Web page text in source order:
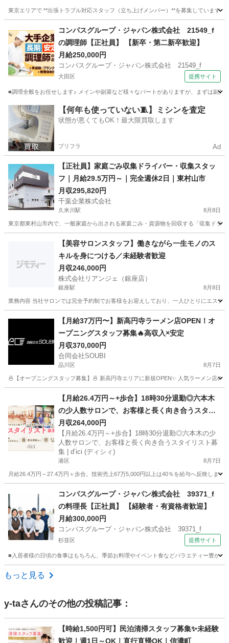
東京エリアで **出張トラブル対応スタッフ（立ち上げメンバー）**を募集しています
その他 トラブル
コンパスグループ・ジャパン株式会社 21549_f
の調理師【正社員】 【新卒・第二新卒歓迎】
月給250,000円
コンパスグループ・ジャパン株式会社 21549_f
大田区 提携サイト
■調理全般をお任せします♪ メインや副菜など様々なパートがありますが、まずは副
東京 大田区 調理師
【何年も使っていない🧵】ミシンを査定
状態が悪くてもOK！最大限買取します
プリフラ Ad
【正社員】家庭ごみ収集ドライバー・収集スタッ
フ｜月給29.5万円～｜完全週休2日｜東村山市
月収295,820円
千葉企業株式会社
久米川駅 8月8日
東京都東村山市内で、一般家庭から出される家庭ごみ・資源物を回収する「収集ドラ
久米川駅 その他
【美容サロンスタッフ】働きながら一生モノのス
キルを身につける／未経験者歓迎
月収246,000円
株式会社リアンジェ（銀座店）
銀座駅 8月8日
業務内容 当社サロンでは完全予約制でお客様をお迎えしており、一人ひとりにエス
銀座駅 エステティシャン 未経験
【月給37万円〜】新高円寺ラーメン店OPEN！オ
ープニングスタッフ募集🔥高収入×安定
月収370,000円
合同会社SOUBI
品川区 8月7日
🍜【オープニングスタッフ募集】🍜 新高円寺エリアに新規OPEN✨ 人気ラーメン
飲食 社会保険
【月給26.4万円～+歩合】18時30分退勤◎六本木
の少人数サロンで、お客様と長く向き合うスタイ
リスト募集 | d’ici (ディシィ)
月収264,000円
【月給26.4万円～+歩合】18時30分退勤◎六本木の少
人数サロンで、お客様と長く向き合うスタイリスト募
集 | d’ici (ディシィ)
港区 8月7日
月給26.4万円～27.4万円＋歩合。技術売上67万5,000円以上は40％を給与へ反映しま
コンパスグループ・ジャパン株式会社 39371_f
の料理長【正社員】 【経験者・有資格者歓迎】
月給300,000円
コンパスグループ・ジャパン株式会社 39371_f
杉並区 提携サイト
■入居者様の日頃の食事はもちろん、季節お料理やイベント食などバラエティー豊か
東京 杉並区
もっと見る
y-taさんのその他の投稿記事：
【時給1,500円可】民泊清掃スタッフ募集✨未経験
歓迎｜週1日～OK｜直行直帰OK｜信濃町